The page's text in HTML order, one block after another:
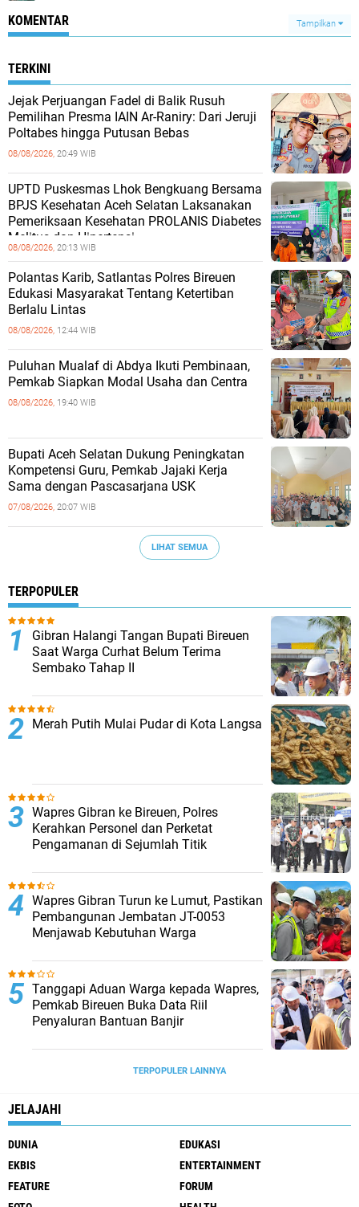
KOMENTAR Tampilkan
TERKINI
Jejak Perjuangan Fadel di Balik Rusuh
Pemilihan Presma IAIN Ar-Raniry: Dari Jeruji
Poltabes hingga Putusan Bebas
08/08/2026, 20:49 WIB
UPTD Puskesmas Lhok Bengkuang Bersama
BPJS Kesehatan Aceh Selatan Laksanakan
Pemeriksaan Kesehatan PROLANIS Diabetes
Melitus dan Hipertensi
08/08/2026, 20:13 WIB
Polantas Karib, Satlantas Polres Bireuen
Edukasi Masyarakat Tentang Ketertiban
Berlalu Lintas
08/08/2026, 12:44 WIB
Puluhan Mualaf di Abdya Ikuti Pembinaan,
Pemkab Siapkan Modal Usaha dan Centra
08/08/2026, 19:40 WIB
Bupati Aceh Selatan Dukung Peningkatan
Kompetensi Guru, Pemkab Jajaki Kerja
Sama dengan Pascasarjana USK
07/08/2026, 20:07 WIB
LIHAT SEMUA
TERPOPULER
Gibran Halangi Tangan Bupati Bireuen
Saat Warga Curhat Belum Terima
Sembako Tahap II
Merah Putih Mulai Pudar di Kota Langsa
Wapres Gibran ke Bireuen, Polres
Kerahkan Personel dan Perketat
Pengamanan di Sejumlah Titik
Wapres Gibran Turun ke Lumut, Pastikan
Pembangunan Jembatan JT-0053
Menjawab Kebutuhan Warga
Tanggapi Aduan Warga kepada Wapres,
Pemkab Bireuen Buka Data Riil
Penyaluran Bantuan Banjir
TERPOPULER LAINNYA
JELAJAHI
DUNIA
EDUKASI
EKBIS
ENTERTAINMENT
FEATURE
FORUM